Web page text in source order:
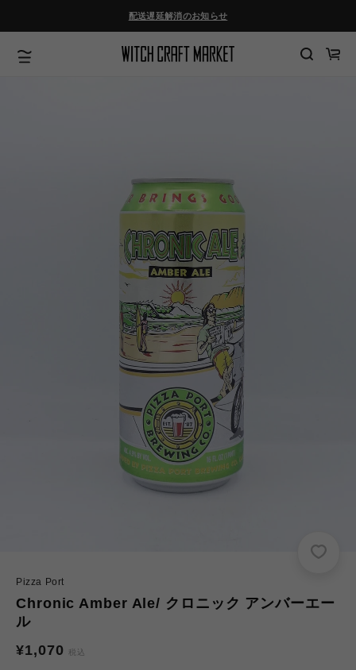
進
む
配送遅延解消のお知らせ
カ
Pizza Port
Chronic Amber Ale/ クロニック アンバーエー
ル
通
¥1,070 税込